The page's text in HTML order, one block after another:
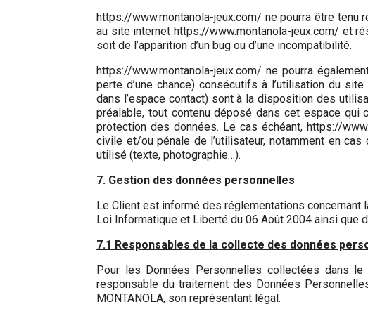
https://www.montanola-jeux.com/ ne pourra être
au site internet https://www.montanola-jeux.com/ et
soit de l’apparition d’un bug ou d’une incompatibilité.
https://www.montanola-jeux.com/ ne pourra
perte d’une chance) consécutifs à l’utilisation du
dans l’espace contact) sont à la disposition des
préalable, tout contenu déposé dans cet espace
protection des données. Le cas échéant, https://
civile et/ou pénale de l’utilisateur, notamment en
utilisé (texte, photographie…).
7. Gestion des données personnelles
Le Client est informé des réglementations concernant
Loi Informatique et Liberté du 06 Août 2004 ainsi que
7.1 Responsables de la collecte des données
Pour les Données Personnelles collectées dans
responsable du traitement des Données
MONTANOLA, son représentant légal.